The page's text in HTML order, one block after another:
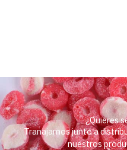
¿Quieres
Tranajamos junto a
nuestros